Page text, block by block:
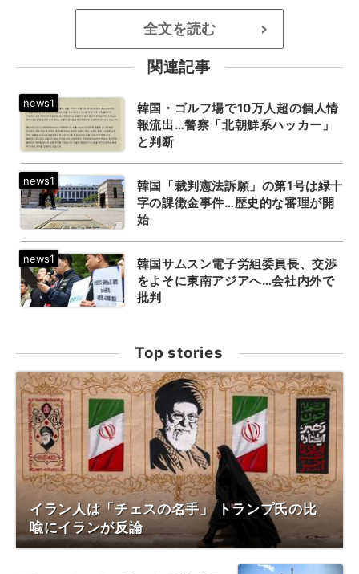
全文を読む >
関連記事
韓国・ゴルフ場で10万人超の個人情
報流出…警察「北朝鮮系ハッカー」
と判断
韓国「裁判憲法訴願」の第1号は緑十
字の課徴金事件…歴史的な審理が開
始
韓国サムスン電子労組委員長、交渉
をよそに東南アジアへ…会社内外で
批判
Top stories
イラン人は「チェスの名手」 トランプ氏の比
喩にイランが反論